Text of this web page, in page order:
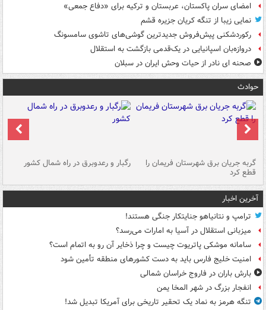
امضای سران پاکستان، عربستان و ترکیه برای «دفاع جمعی»
نمایی زیبا از تنگه کریان جزیره قشم
رکوردشکنی پیش‌فروش جدیدترین گوشی‌های تاشوی سامسونگ
دروازه‌بان اسپانیایی در یک‌قدمی بازگشت به استقلال
صحنه ای نادر از حیات وحش ایران در سبلان
حوادث
گربه جریان برق شهرستان فریمان را
قطع کرد
رگبار و رعدوبرق در راه شمال کشور
آخرین اخبار
ترامپ و نتانیاهو جنایتکار جنگی هستند!
میزبانی استقلال در آسیا به امارات می‌رسد؟
سامانه موشکی پاتریوت چیست و چرا ذخایر آن رو به اتمام است؟
امنیت خلیج فارس باید به دست کشورهای منطقه تأمین شود
بارش باران در فاروج خراسان شمالی
انفجار بزرگ در شهر المخا یمن
تنگه هرمز به نماد یک تحقیر تاریخی برای آمریکا تبدیل شد!